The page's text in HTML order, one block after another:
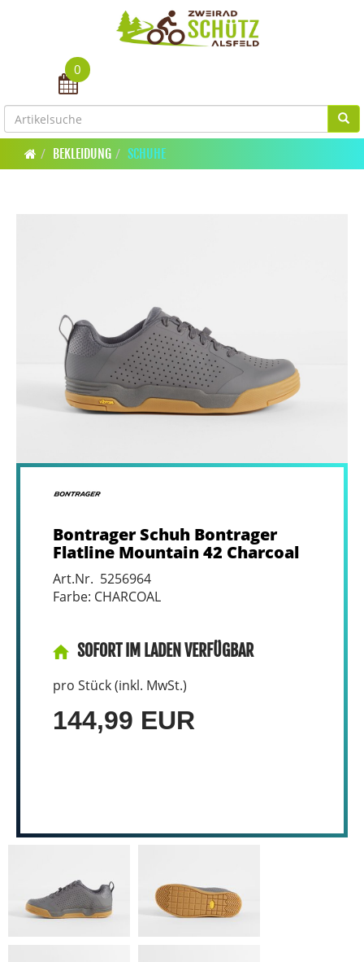
Toggle navigation
0
BEKLEIDUNG SCHUHE
Bontrager Schuh Bontrager
Flatline Mountain 42 Charcoal
Art.Nr. 5256964
Farbe: CHARCOAL
SOFORT IM LADEN VERFÜGBAR
pro Stück (inkl. MwSt.)
144,99 EUR